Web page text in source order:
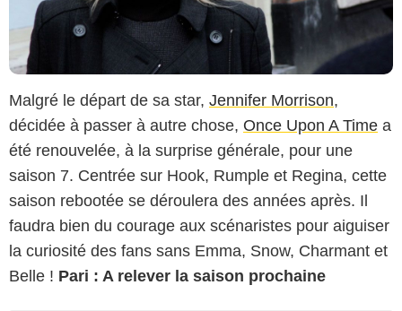
Malgré le départ de sa star, Jennifer Morrison,
décidée à passer à autre chose, Once Upon A Time a
été renouvelée, à la surprise générale, pour une
saison 7. Centrée sur Hook, Rumple et Regina, cette
saison rebootée se déroulera des années après. Il
faudra bien du courage aux scénaristes pour aiguiser
la curiosité des fans sans Emma, Snow, Charmant et
Belle ! Pari : A relever la saison prochaine